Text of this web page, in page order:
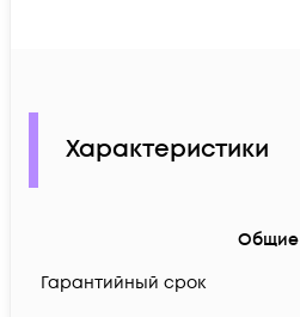
Характеристики
Общие
Гарантийный срок